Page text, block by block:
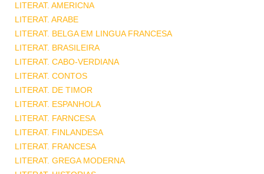
LITERAT. AMERICNA
LITERAT. ARABE
LITERAT. BELGA EM LINGUA FRANCESA
LITERAT. BRASILEIRA
LITERAT. CABO-VERDIANA
LITERAT. CONTOS
LITERAT. DE TIMOR
LITERAT. ESPANHOLA
LITERAT. FARNCESA
LITERAT. FINLANDESA
LITERAT. FRANCESA
LITERAT. GREGA MODERNA